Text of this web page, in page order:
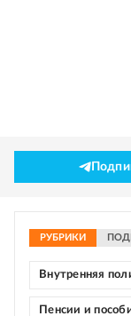
РУБРИКИ
Внутренняя
Пенсии и